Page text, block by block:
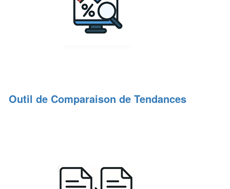
Outil de Comparaison de Tendances